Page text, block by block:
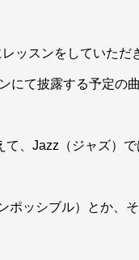
ッスンをしていただ
にて披露する予定の
て、Jazz（ジャズ）
ッシブル）とか、そ